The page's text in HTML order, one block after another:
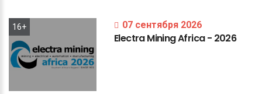
16+ 07 сентября 2026
ElectraMiningAfrica- 2026